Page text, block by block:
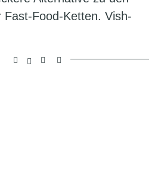
Fast-Food-Ketten. Vish-